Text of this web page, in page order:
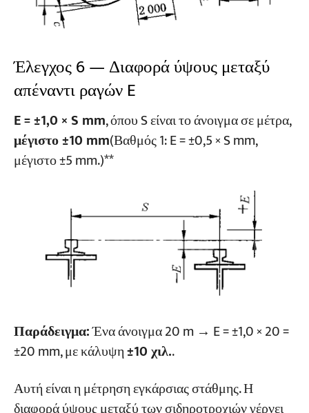
Έλεγχος 6 — Διαφορά ύψους μεταξύ
απέναντι ραγών E
E = ±1,0 × S mm, όπου S είναι το άνοιγμα σε μέτρα,
μέγιστο ±10 mm(Βαθμός 1: E = ±0,5 × S mm,
μέγιστο ±5 mm.)**
Παράδειγμα:Ένα άνοιγμα 20 m → E = ±1,0 × 20 =
±20 mm, με κάλυψη±10 χιλ..
Αυτή είναι η μέτρηση εγκάρσιας στάθμης. Η